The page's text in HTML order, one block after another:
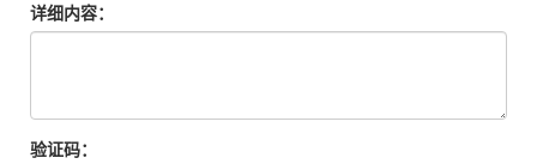
详细内容：
验证码：